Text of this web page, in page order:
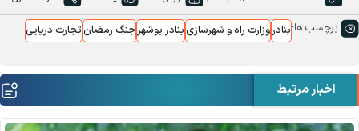
برچسب ها:بنادروزارت راه و شهرسازیبنادر بوشهرجنگ رمضانتجارت دریایی
اخبار مرتبط